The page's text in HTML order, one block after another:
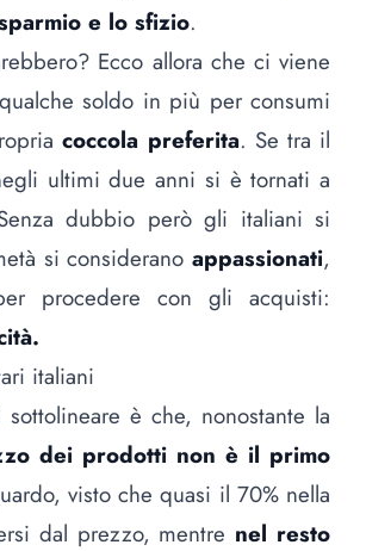
e lo sfizio.
Ecco allora che ci viene
soldo in più per consumi
coccola preferita. Se tra il
ultimi due anni si è tornati a
dubbio però gli italiani si
si considerano appassionati,
procedere con gli acquisti:
italiani
è che, nonostante la
dei prodotti non è il primo
visto che quasi il 70% nella
dal prezzo, mentre nel resto